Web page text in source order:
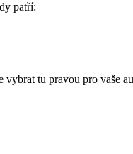
patří:
tu pravou pro vaše